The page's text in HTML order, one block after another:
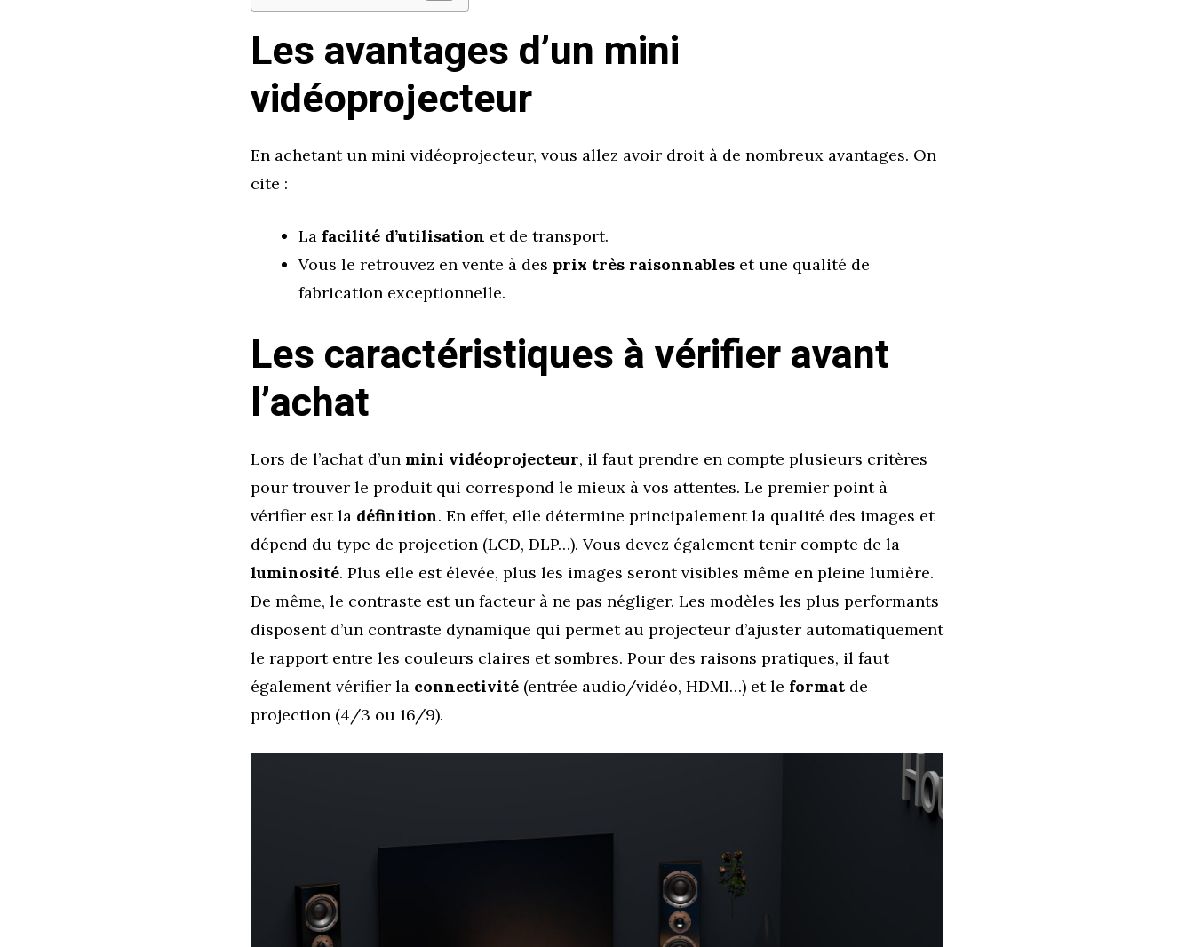
Les avantages d’un mini
vidéoprojecteur
En achetant un mini vidéoprojecteur, vous allez avoir droit à de nombreux avantages. On
cite :
La facilité d’utilisation et de transport.
Vous le retrouvez en vente à des prix très raisonnables et une qualité de
fabrication exceptionnelle.
Les caractéristiques à vérifier avant
l’achat
Lors de l’achat d’un mini vidéoprojecteur, il faut prendre en compte plusieurs critères
pour trouver le produit qui correspond le mieux à vos attentes. Le premier point à
vérifier est la définition. En effet, elle détermine principalement la qualité des images et
dépend du type de projection (LCD, DLP…). Vous devez également tenir compte de la
luminosité. Plus elle est élevée, plus les images seront visibles même en pleine lumière.
De même, le contraste est un facteur à ne pas négliger. Les modèles les plus performants
disposent d’un contraste dynamique qui permet au projecteur d’ajuster automatiquement
le rapport entre les couleurs claires et sombres. Pour des raisons pratiques, il faut
également vérifier la connectivité (entrée audio/vidéo, HDMI…) et le format de
projection (4/3 ou 16/9).